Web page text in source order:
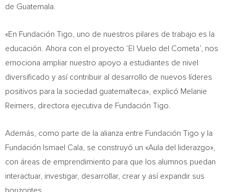
de Guatemala
«En Fundación Tigo, uno de nuestros pilares de trabajo es la
educación. Ahora con el proyecto ‘El Vuelo del Cometa’, nos
emociona ampliar nuestro apoyo a estudiantes de nivel
diversificado y así contribuir al desarrollo de nuevos líderes
positivos para la sociedad guatemalteca», explicó Melanie
Reimers , directora ejecutiva de Fundación Tigo.
Además, como parte de la alianza entre Fundación Tigo y la
Fundación Ismael Cala , se construyó un «Aula del
liderazgo»,
con áreas de emprendimiento para que los alumnos puedan
interactuar, investigar, desarrollar, crear y así expandir sus